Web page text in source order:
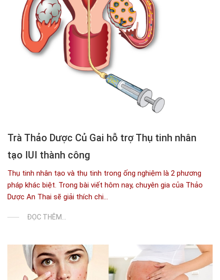
Trà Thảo Dược Củ Gai hỗ trợ Thụ tinh nhân
tạo IUI thành công
Thụ tinh nhân tạo và thụ tinh trong ống nghiệm là 2 phương
pháp khác biệt. Trong bài viết hôm nay, chuyên gia của Thảo
Dược An Thai sẽ giải thích chi...
ĐỌC THÊM...